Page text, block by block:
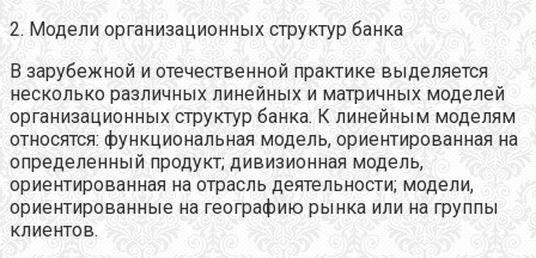
2. Модели организационных структур банка
В зарубежной и отечественной практике выделяется
несколько различных линейных и матричных моделей
организационных структур банка. К линейным моделям
относятся: функциональная модель, ориентированная на
определенный продукт; дивизионная модель,
ориентированная на отрасль деятельности; модели,
ориентированные на географию рынка или на группы
клиентов.